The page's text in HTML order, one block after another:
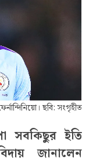
ছবি: সংগৃহীত
সবকিছুর ইতি
জানালেন